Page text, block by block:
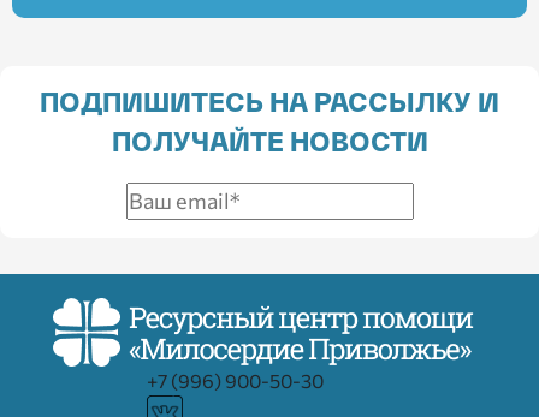
ПОДПИШИТЕСЬ НА РАССЫЛКУ И
ПОЛУЧАЙТЕ НОВОСТИ
+7 (996) 900-50-30